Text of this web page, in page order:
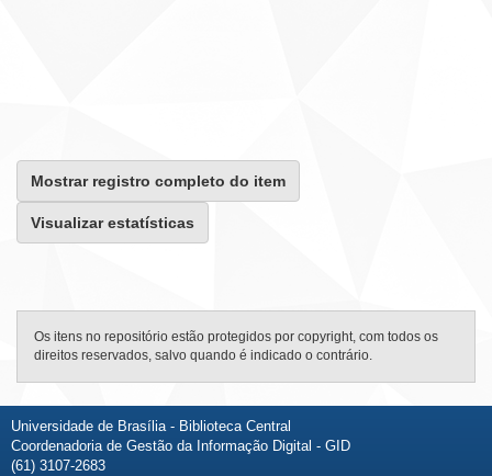
Mostrar registro completo do item
Visualizar estatísticas
Os itens no repositório estão protegidos por copyright, com todos os
direitos reservados, salvo quando é indicado o contrário.
Universidade de Brasília - Biblioteca Central
Coordenadoria de Gestão da Informação Digital - GID
(61) 3107-2683